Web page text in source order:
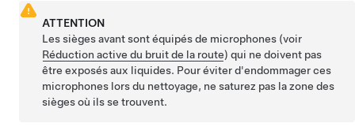
ATTENTION
Les sièges avant sont équipés de microphones (voir
Réduction active du bruit de la route) qui ne doivent pas
être exposés aux liquides. Pour éviter d'endommager ces
microphones lors du nettoyage, ne saturez pas la zone des
sièges où ils se trouvent.